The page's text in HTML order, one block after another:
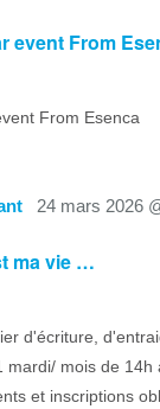
event From
From Esenca
ma vie …
24 mars 2026
d'écriture,
mardi/ mois de
et inscriptions